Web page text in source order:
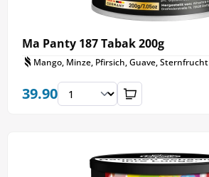
Ma Panty 187 Tabak 200g
Mango, Minze, Pfirsich, Guave, Sternfrucht
39.90